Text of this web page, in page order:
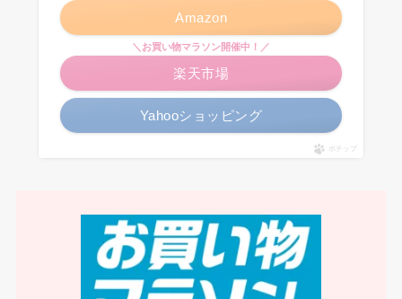
Amazon
＼お買い物マラソン開催中！／
楽天市場
Yahooショッピング
ポチップ